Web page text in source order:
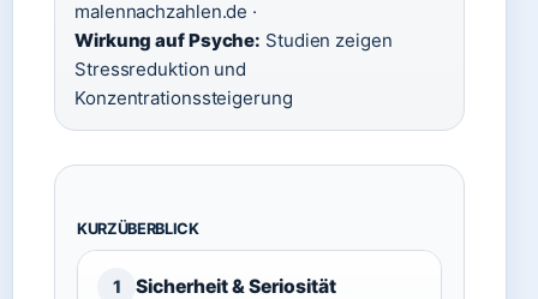
malennachzahlen.de ·
Wirkung auf Psyche: Studien zeigen
Stressreduktion und
Konzentrationssteigerung
KURZÜBERBLICK
1 Sicherheit & Seriosität